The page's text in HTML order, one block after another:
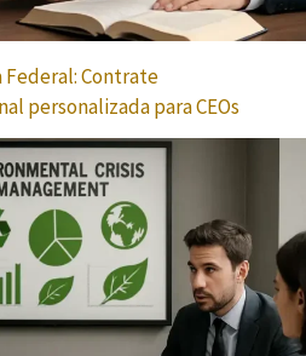
Federal: Contrate
personalizada para CEOs